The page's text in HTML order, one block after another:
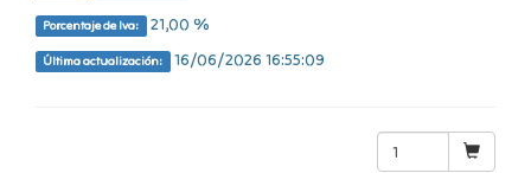
Porcentaje de Iva: 21,00 %
Última actualización: 16/06/2026 16:55:09